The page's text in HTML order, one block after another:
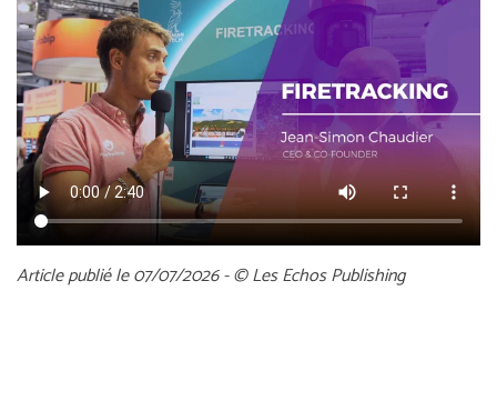
Article publié le 07/07/2026 - © Les Echos Publishing